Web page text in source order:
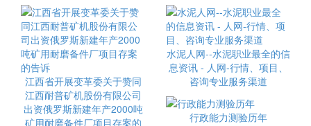
江西省开展变革委关于赞同
江西耐普矿机股份有限公司
出资俄罗斯新建年产2000吨
矿用耐磨备件厂项目存案的
水泥人网--水泥职业最全的信
息资讯 - 人网-行情、项目、
咨询专业服务渠道
行政能力测验历年